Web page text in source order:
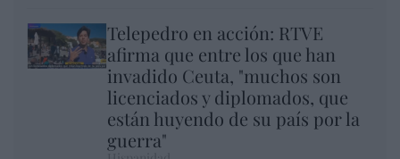
Telepedro en acción: RTVE
afirma que entre los que han
invadido Ceuta, "muchos son
licenciados y diplomados, que
están huyendo de su país por la
guerra"